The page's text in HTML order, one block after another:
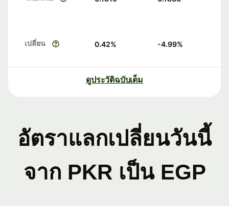
เปลี่ยน 0.42% -4.99%
ดูประวัติฉบับเต็ม
อัตราแลกเปลี่ยนวันนี้
จาก PKR เป็น EGP